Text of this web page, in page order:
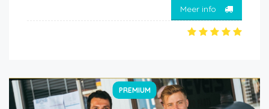
Meer info
PREMIUM